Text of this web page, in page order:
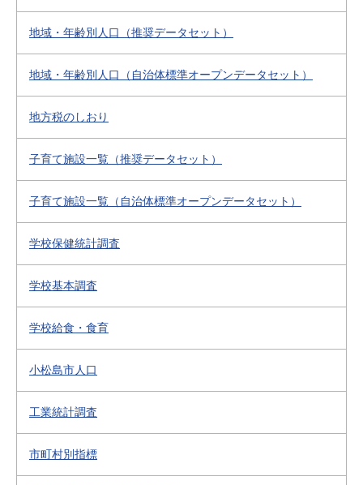
地域・年齢別人口（推奨データセット）
地域・年齢別人口（自治体標準オープンデータセット）
地方税のしおり
子育て施設一覧（推奨データセット）
子育て施設一覧（自治体標準オープンデータセット）
学校保健統計調査
学校基本調査
学校給食・食育
小松島市人口
工業統計調査
市町村別指標